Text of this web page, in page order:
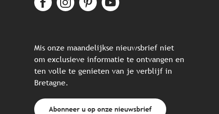
Mis onze maandelijkse nieuwsbrief niet
om exclusieve informatie te ontvangen en
ten volle te genieten van je verblijf in
Bretagne.
Abonneer u op onze nieuwsbrief